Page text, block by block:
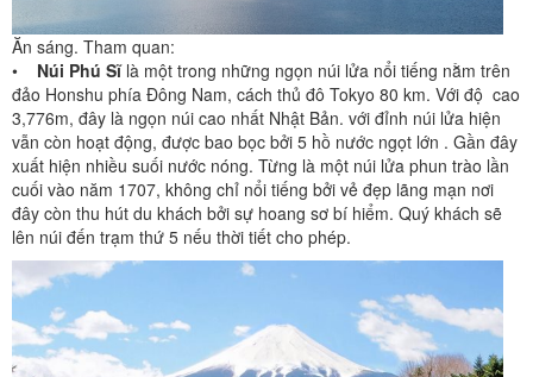
Ăn sáng. Tham quan:
• Núi Phú Sĩlà một trong những ngọn núi lửa nổi tiếng nằm trên
đảo Honshu phía Đông Nam, cách thủ đô Tokyo 80 km. Với độ cao
3,776m, đây là ngọn núi cao nhất Nhật Bản. với đỉnh núi lửa hiện
vẫn còn hoạt động, được bao bọc bởi 5 hồ nước ngọt lớn . Gần đây
xuất hiện nhiều suối nước nóng. Từng là một núi lửa phun trào lần
cuối vào năm 1707, không chỉ nổi tiếng bởi vẻ đẹp lãng mạn nơi
đây còn thu hút du khách bởi sự hoang sơ bí hiểm. Quý khách sẽ
lên núi đến trạm thứ 5 nếu thời tiết cho phép.